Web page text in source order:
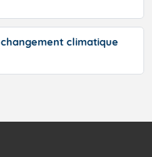
climatique